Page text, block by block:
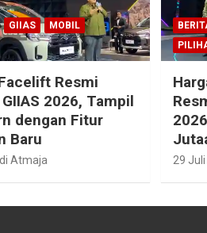
GIIAS
MOBIL
Resmi
2026, Tampil
dengan Fitur
Baru
Atmaja 29